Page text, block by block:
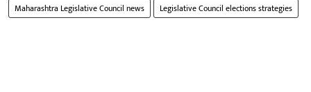
Maharashtra Legislative Council news
Legislative Council elections strategies